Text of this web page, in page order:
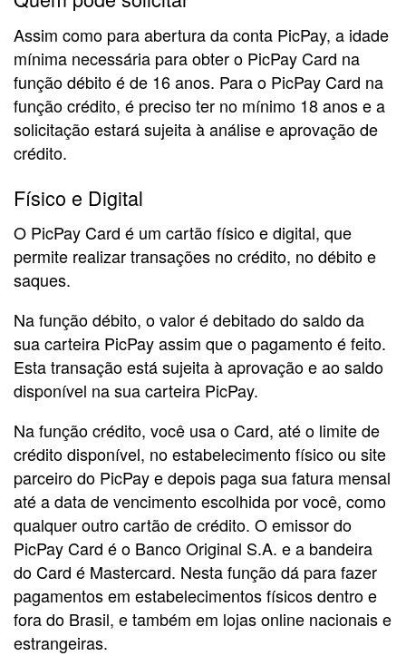
Assim como para abertura da conta PicPay, a idade
mínima necessária para obter o PicPay Card na
função débito é de 16 anos. Para o PicPay Card na
função crédito, é preciso ter no mínimo 18 anos e a
solicitação estará sujeita à análise e aprovação de
crédito.
Físico e Digital
O PicPay Card é um cartão físico e digital, que
permite realizar transações no crédito, no débito e
saques.
Na função débito, o valor é debitado do saldo da
sua carteira PicPay assim que o pagamento é feito.
Esta transação está sujeita à aprovação e ao saldo
disponível na sua carteira PicPay.
Na função crédito, você usa o Card, até o limite de
crédito disponível, no estabelecimento físico ou site
parceiro do PicPay e depois paga sua fatura mensal
até a data de vencimento escolhida por você, como
qualquer outro cartão de crédito. O emissor do
PicPay Card é o Banco Original S.A. e a bandeira
do Card é Mastercard. Nesta função dá para fazer
pagamentos em estabelecimentos físicos dentro e
fora do Brasil, e também em lojas online nacionais e
estrangeiras.